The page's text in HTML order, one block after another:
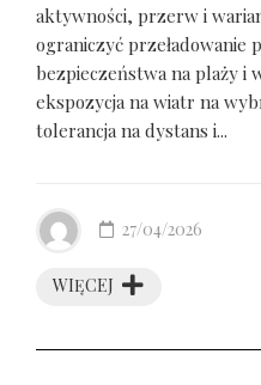
aktywności, przerw i
ograniczyć przeładowanie
bezpieczeństwa na plaży i
ekspozycja na wiatr na
tolerancja na dystans i...
WIĘCEJ
27/04/2026